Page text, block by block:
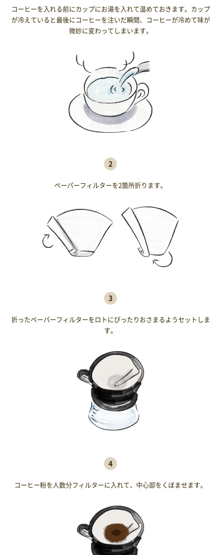
コーヒーを入れる前にカップにお湯を入れて温めておきます。カップ
が冷えていると最後にコーヒーを注いだ瞬間、コーヒーが冷めて味が
微妙に変わってしまいます。
2
ペーパーフィルターを2箇所折ります。
3
折ったペーパーフィルターをロトにぴったりおさまるようセットしま
す。
4
コーヒー粉を人数分フィルターに入れて、中心部をくぼませます。